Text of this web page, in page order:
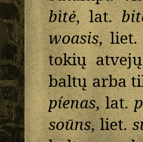
bìtė, lat.
woasis,
tokių
baltų arba
píenas, lat.
soūns, liet.